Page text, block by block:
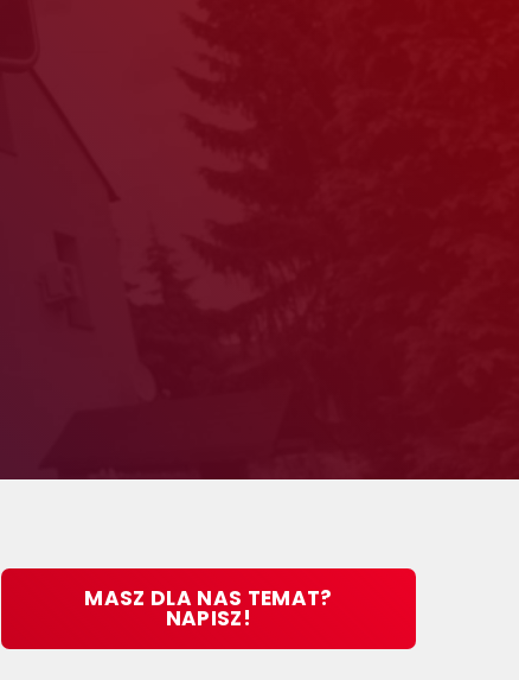
MASZ DLA NAS TEMAT?
NAPISZ!